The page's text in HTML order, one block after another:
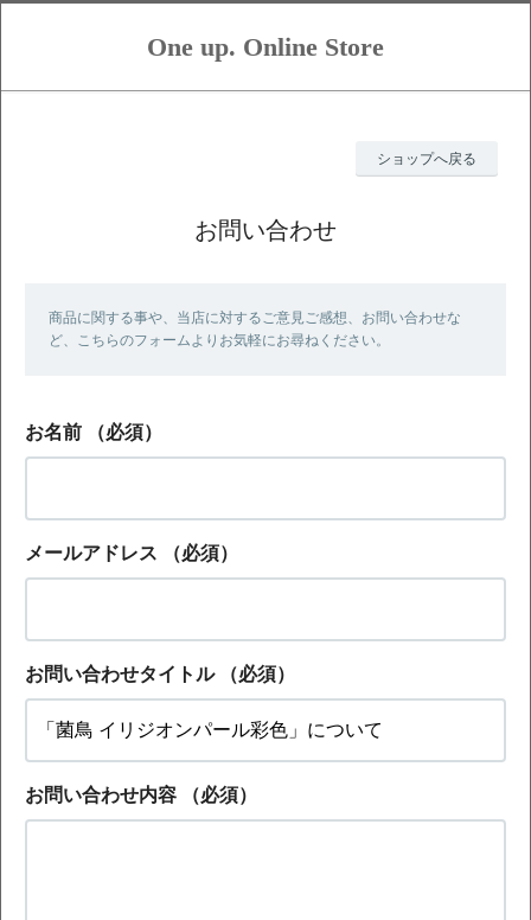
One up. Online Store
ショップへ戻る
お問い合わせ
商品に関する事や、当店に対するご意見ご感想、お問い合わせな
ど、こちらのフォームよりお気軽にお尋ねください。
お名前 （必須）
メールアドレス （必須）
お問い合わせタイトル （必須）
お問い合わせ内容 （必須）